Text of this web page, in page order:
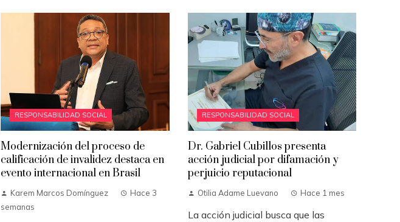
RESPONSABILIDAD SOCIAL
Modernización del proceso de
calificación de invalidez destaca en
evento internacional en Brasil
Karem Marcos Domínguez
Hace 3
semanas
RESPONSABILIDAD SOCIAL
Dr. Gabriel Cubillos presenta
acción judicial por difamación y
perjuicio reputacional
Otilia Adame Luevano Hace 1 mes
La acción judicial busca que las